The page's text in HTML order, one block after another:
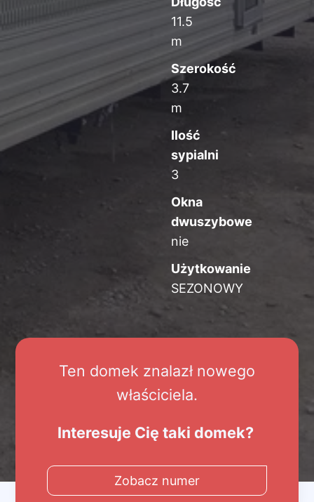
Ten domek znalazł nowego
właściciela.
Interesuje Cię taki domek?
Zobacz numer
11.5
m
Szerokość
3.7
m
Ilość
sypialni
3
Okna
dwuszybowe
nie
Użytkowanie
SEZONOWY